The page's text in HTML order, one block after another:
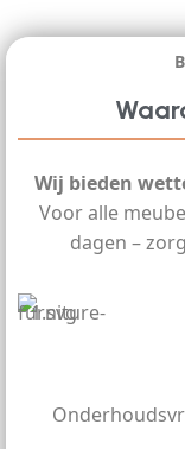
Wij bieden
Voor alle
dagen –